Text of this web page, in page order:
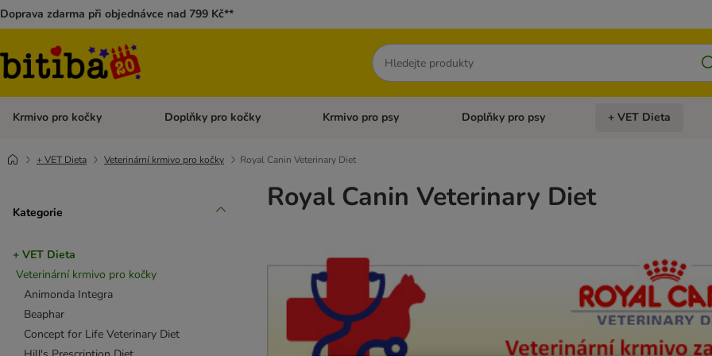
Doprava zdarma při objednávce nad 799 Kč**
Hledat
Krmivo pro kočky Otevřít menu: Krmivo pro kočky
Doplňky pro kočky Otevřít menu: Doplňky pro kočky
Krmivo pro psy Otevřít menu: Krmivo pro psy
Doplňky pro psy Otevřít menu: Doplňky
+ VET Dieta
+ VET Dieta Veterinární krmivo pro kočky Royal Canin Veterinary Diet
Kategorie
+ VET Dieta
Veterinární krmivo pro kočky
Animonda Integra
Beaphar
Concept for Life Veterinary Diet
Royal Canin Veterinary Diet